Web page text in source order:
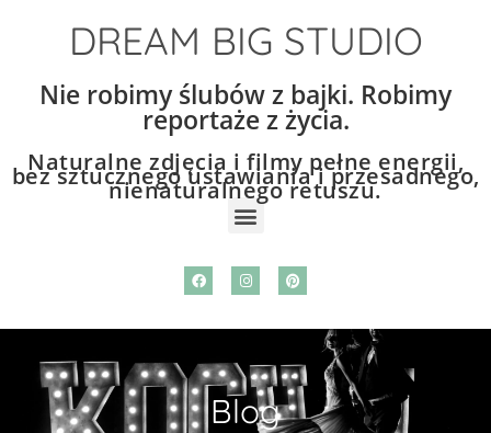
DREAM BIG STUDIO
Nie robimy ślubów z bajki. Robimy
reportaże z życia.
Naturalne zdjęcia i filmy pełne energii,
bez sztucznego ustawiania i przesadnego,
nienaturalnego retuszu.
Blog